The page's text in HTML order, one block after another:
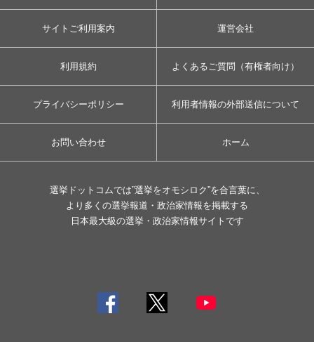
サイトご利用案内 運営会社
利用規約 よくあるご質問（有権者向け）
プライバシーポリシー 利用者情報の外部送信について
お問い合わせ ホーム
選挙ドットコムでは”選挙をオモシロク”を合言葉に、
より多くの選挙報道・政治家情報を掲載する
日本最大級の選挙・政治家情報サイトです